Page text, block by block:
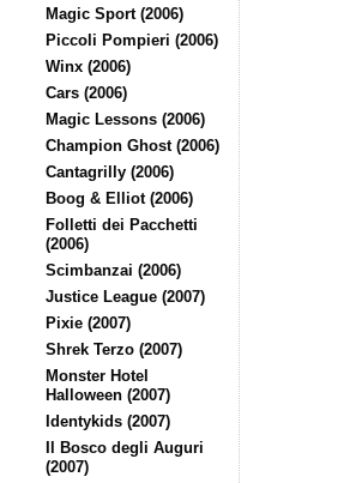
Magic Sport (2006)
Piccoli Pompieri (2006)
Winx (2006)
Cars (2006)
Magic Lessons (2006)
Champion Ghost (2006)
Cantagrilly (2006)
Boog & Elliot (2006)
Folletti dei Pacchetti
(2006)
Scimbanzai (2006)
Justice League (2007)
Pixie (2007)
Shrek Terzo (2007)
Monster Hotel
Halloween (2007)
Identykids (2007)
Il Bosco degli Auguri
(2007)